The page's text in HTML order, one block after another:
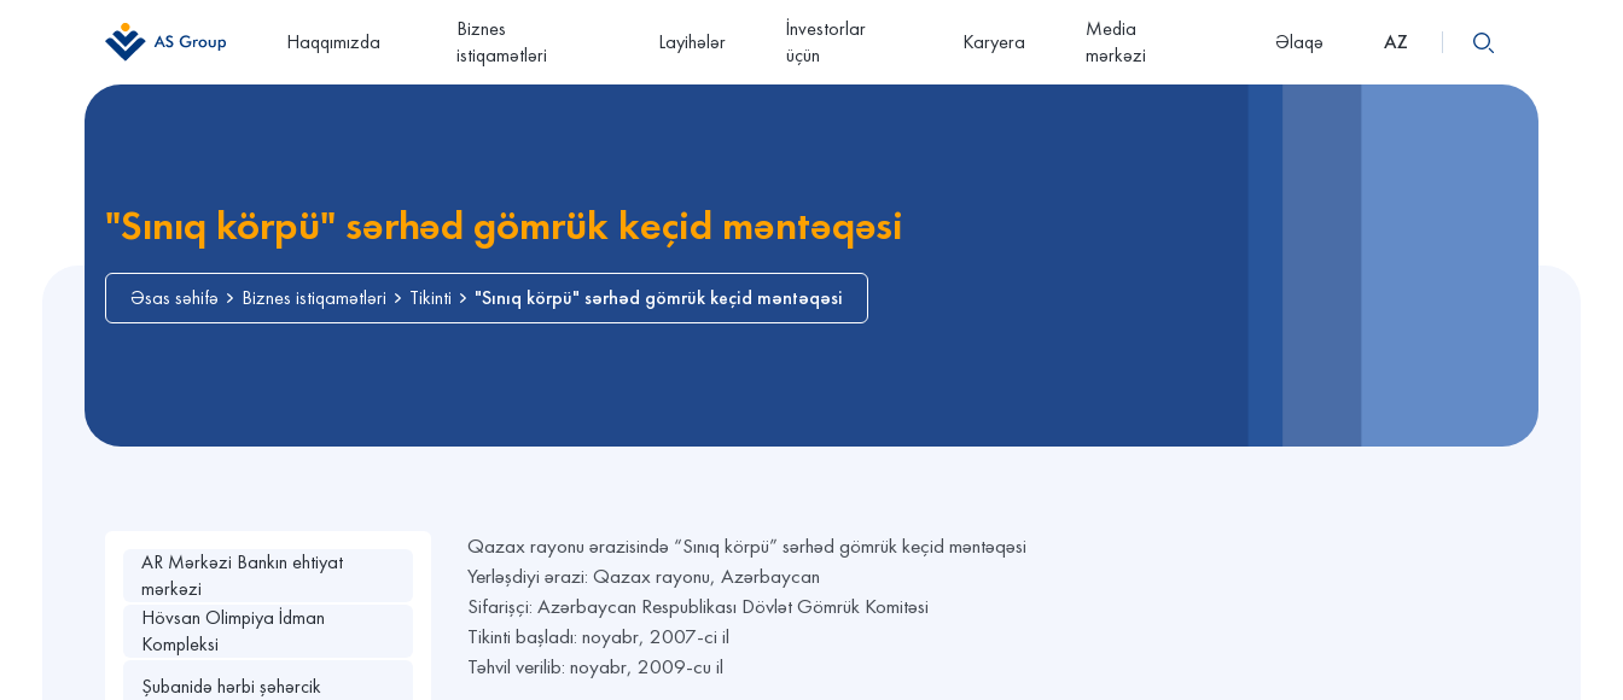
Haqqımızda
Biznes
istiqamətləri
Layihələr
İnvestorlar
üçün
Karyera
Media
mərkəzi
Əlaqə AZ
"Sınıq körpü" sərhəd gömrük keçid məntəqəsi
Əsas səhifə Biznes istiqamətləri Tikinti "Sınıq körpü" sərhəd gömrük keçid məntəqəsi
AR Mərkəzi Bankın ehtiyat
mərkəzi
Hövsan Olimpiya İdman
Kompleksi
Şubanidə hərbi şəhərcik
Qazax rayonu ərazisində “Sınıq körpü” sərhəd gömrük keçid məntəqəsi
Yerləşdiyi ərazi: Qazax rayonu, Azərbaycan
Sifarişçi: Azərbaycan Respublikası Dövlət Gömrük Komitəsi
Tikinti başladı: noyabr, 2007-ci il
Təhvil verilib: noyabr, 2009-cu il